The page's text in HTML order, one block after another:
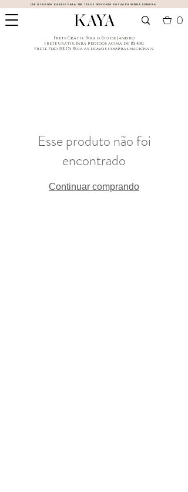
0
USE O CUPOM:KAYA10PARA TER 10% DE DESCONTO EM SUA PRIMEIRA COMPRA
​Frete Grátis: Para o Rio de Janeiro
​Frete Grátis: Para pedidos acima de R$ 400.
Frete Fixo (R$ 15): Para as demais compras nacionais.
Esse produto não foi
encontrado
Continuar comprando